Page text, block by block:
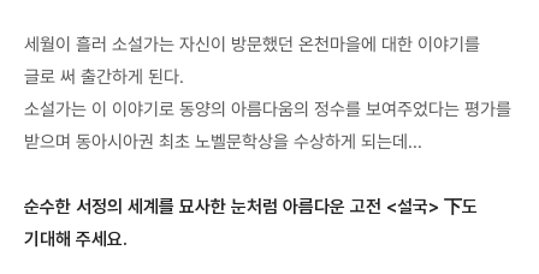
세월이 흘러 소설가는 자신이 방문했던 온천마을에 대한 이야기를
글로 써 출간하게 된다.
소설가는 이 이야기로 동양의 아름다움의 정수를 보여주었다는 평가를
받으며 동아시아권 최초 노벨문학상을 수상하게 되는데...
순수한 서정의 세계를 묘사한 눈처럼 아름다운 고전 <설국> 下도
기대해 주세요.